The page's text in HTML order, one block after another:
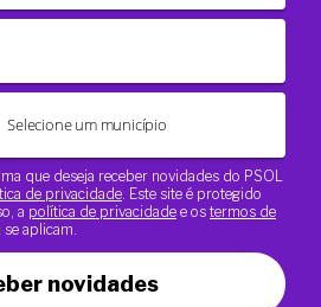
que deseja receber novidades do PSOL
de privacidade . Este site é protegido
a política de privacidade e os termos de
aplicam.
novidades